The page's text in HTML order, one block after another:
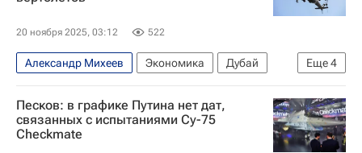
20 ноября 2025, 03:12 522
Еще4
Александр Михеев Экономика
Дубай
ОАЭ
Рособоронэкспорт
Ми-17
Ми-35М
Песков: в графике Путина нет дат,
связанных с испытаниями Су-75
Checkmate